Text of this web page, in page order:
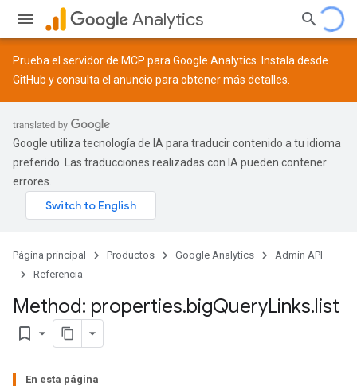
Analytics
Prueba el servidor de MCP para Google Analytics. Instala desde
GitHub y consulta el anuncio para obtener más detalles.
Google utiliza tecnología de IA para traducir contenido a tu idioma
preferido. Las traducciones realizadas con IA pueden contener
errores.
Página principal Productos Google Analytics
Admin API
Referencia
Method: properties.bigQueryLinks.list
bookmark_border
En esta página